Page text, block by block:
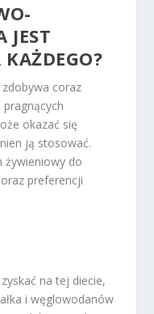
JEST
coraz
okazać się
ją stosować.
żywieniowy do
preferencji
na tej diecie,
i węglowodanów